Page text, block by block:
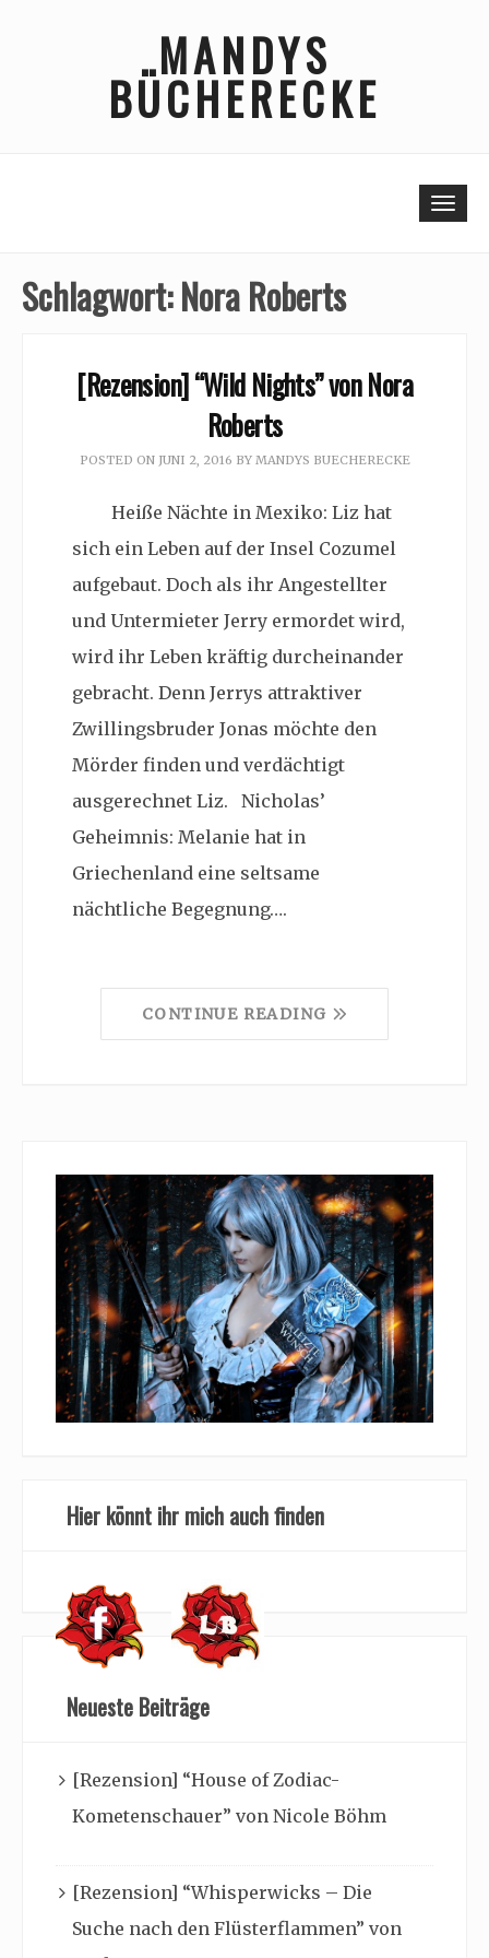
MANDYS
BÜCHERECKE
Schlagwort:Nora Roberts
[Rezension] “Wild Nights” von Nora
Roberts
POSTED ON JUNI 2, 2016 BY MANDYS BUECHERECKE
Heiße Nächte in Mexiko: Liz hat
sich ein Leben auf der Insel Cozumel
aufgebaut. Doch als ihr Angestellter
und Untermieter Jerry ermordet wird,
wird ihr Leben kräftig durcheinander
gebracht. Denn Jerrys attraktiver
Zwillingsbruder Jonas möchte den
Mörder finden und verdächtigt
ausgerechnet Liz. Nicholas’
Geheimnis: Melanie hat in
Griechenland eine seltsame
nächtliche Begegnung….
CONTINUE READING
Hier könnt ihr mich auch finden
Neueste Beiträge
[Rezension] “House of Zodiac-
Kometenschauer” von Nicole Böhm
[Rezension] “Whisperwicks – Die
Suche nach den Flüsterflammen” von